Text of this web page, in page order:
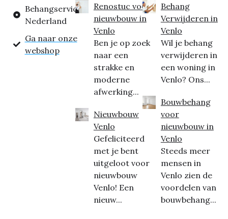
Behangservice
Nederland
Ga naar onze
webshop
Renostuc voor
nieuwbouw in
Venlo
Ben je op zoek
naar een
strakke en
moderne
afwerking...
Nieuwbouw
Venlo
Gefeliciteerd
met je bent
uitgeloot voor
nieuwbouw
Venlo! Een
nieuw...
Behang
Verwijderen in
Venlo
Wil je behang
verwijderen in
een woning in
Venlo? Ons...
Bouwbehang
voor
nieuwbouw in
Venlo
Steeds meer
mensen in
Venlo zien de
voordelen van
bouwbehang...